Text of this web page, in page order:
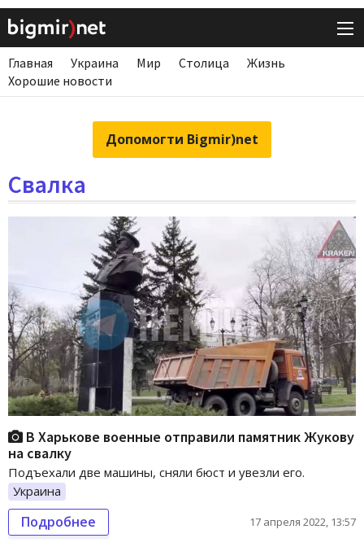
Главная Украина Мир Столица
Жизнь
Хорошие новости
Допомогти Bigmir)net
Свалка
В Харькове военные отправили памятник Жукову
на свалку
Подъехали две машины, сняли бюст и увезли его.
Украина
Подробнее 17 апреля 2022, 13:57